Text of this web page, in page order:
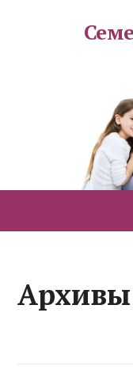
Архивы